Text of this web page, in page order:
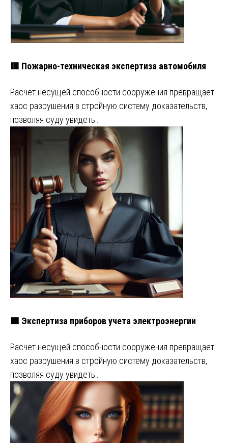
🟥 Пожарно-техническая экспертиза автомобиля
Расчет несущей способности сооружения превращает
хаос разрушения в стройную систему доказательств,
позволяя суду увидеть…
🟩 Экспертиза приборов учета электроэнергии
Расчет несущей способности сооружения превращает
хаос разрушения в стройную систему доказательств,
позволяя суду увидеть…